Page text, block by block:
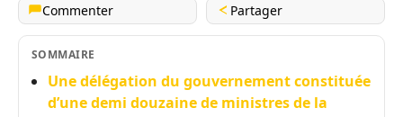
Commenter
Partager
SOMMAIRE
Une délégation du gouvernement constituée
d’une demi douzaine de ministres de la